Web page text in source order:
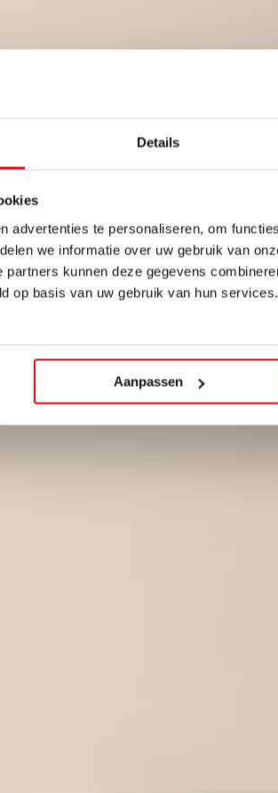
Details
advertenties te personaliseren, om
we informatie over uw gebruik van
kunnen deze gegevens
op basis van uw gebruik van hun
Aanpassen